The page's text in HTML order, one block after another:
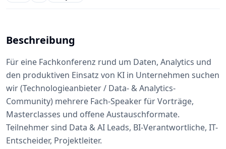
Beschreibung
Für eine Fachkonferenz rund um Daten, Analytics und
den produktiven Einsatz von KI in Unternehmen suchen
wir (Technologieanbieter / Data- & Analytics-
Community) mehrere Fach-Speaker für Vorträge,
Masterclasses und offene Austauschformate.
Teilnehmer sind Data & AI Leads, BI-Verantwortliche, IT-
Entscheider, Projektleiter.